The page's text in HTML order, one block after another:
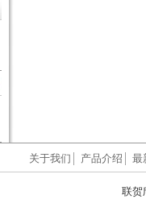
关于我们 产品介绍 最
联贺